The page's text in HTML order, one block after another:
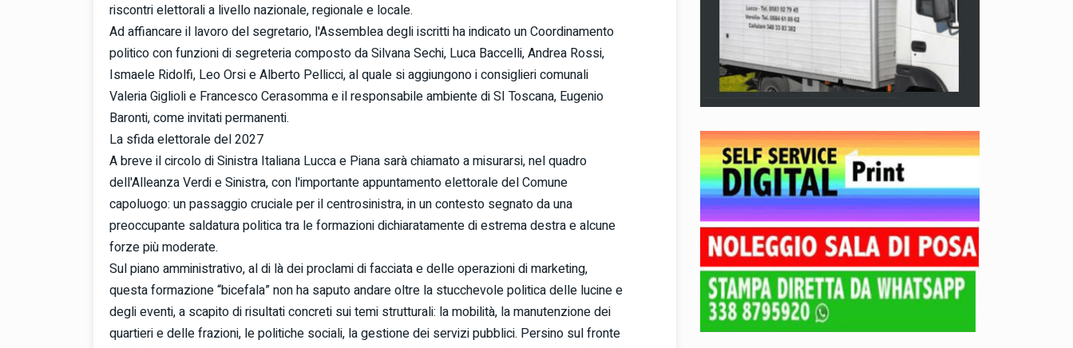
riscontri elettorali a livello nazionale, regionale e locale.
Ad affiancare il lavoro del segretario, l'Assemblea degli iscritti ha indicato un Coordinamento
politico con funzioni di segreteria composto da Silvana Sechi, Luca Baccelli, Andrea Rossi,
Ismaele Ridolfi, Leo Orsi e Alberto Pellicci, al quale si aggiungono i consiglieri comunali
Valeria Giglioli e Francesco Cerasomma e il responsabile ambiente di SI Toscana, Eugenio
Baronti, come invitati permanenti.
La sfida elettorale del 2027
A breve il circolo di Sinistra Italiana Lucca e Piana sarà chiamato a misurarsi, nel quadro
dell'Alleanza Verdi e Sinistra, con l'importante appuntamento elettorale del Comune
capoluogo: un passaggio cruciale per il centrosinistra, in un contesto segnato da una
preoccupante saldatura politica tra le formazioni dichiaratamente di estrema destra e alcune
forze più moderate.
Sul piano amministrativo, al di là dei proclami di facciata e delle operazioni di marketing,
questa formazione “bicefala” non ha saputo andare oltre la stucchevole politica delle lucine e
degli eventi, a scapito di risultati concreti sui temi strutturali: la mobilità, la manutenzione dei
quartieri e delle frazioni, le politiche sociali, la gestione dei servizi pubblici. Persino sul fronte